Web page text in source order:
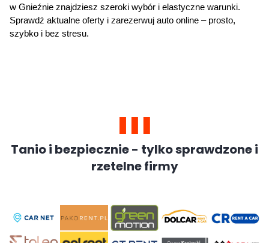
w Gnieźnie znajdziesz szeroki wybór i elastyczne warunki.
Sprawdź aktualne oferty i zarezerwuj auto online – prosto,
szybko i bez stresu.
Tanio i bezpiecznie - tylko sprawdzone i
rzetelne firmy